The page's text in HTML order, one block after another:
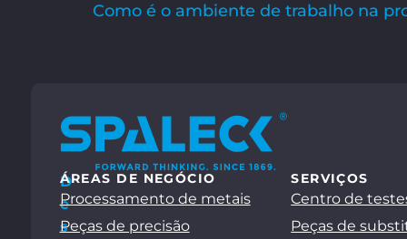
Como é o ambiente de trabalho na
D
e
s
ÁREAS DE NEGÓCIO
Processamento de metais
Peças de precisão
SERVIÇOS
Centro de
Peças de